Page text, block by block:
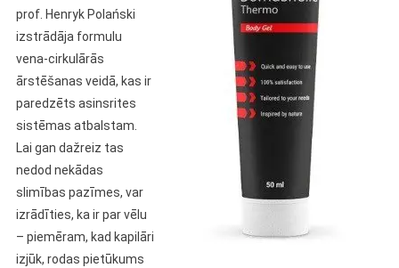
prof. Henryk Polański
izstrādāja formulu
vena-cirkulārās
ārstēšanas veidā, kas ir
paredzēts asinsrites
sistēmas atbalstam.
Lai gan dažreiz tas
nedod nekādas
slimības pazīmes, var
izrādīties, ka ir par vēlu
– piemēram, kad kapilāri
izjūk, rodas pietūkums